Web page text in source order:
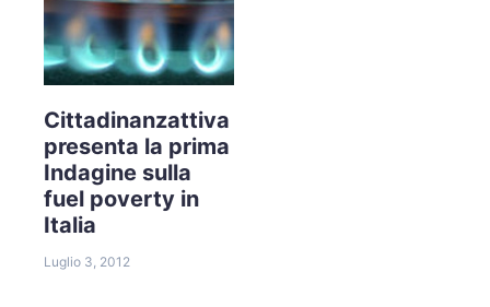
Cittadinanzattiva
presenta la prima
Indagine sulla
fuel poverty in
Italia
Luglio 3, 2012